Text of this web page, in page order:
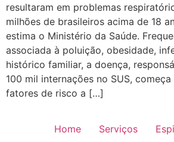
resultaram em problemas
milhões de brasileiros acima de 18
estima o Ministério da Saúde.
associada à poluição, obesidade,
histórico familiar, a doença,
100 mil internações no SUS,
fatores de risco a […]
Home Serviços